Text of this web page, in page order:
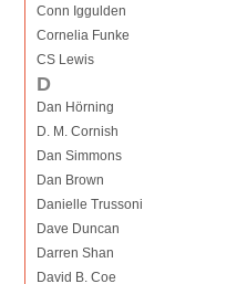
Conn Iggulden
Cornelia Funke
CS Lewis
D
Dan Hörning
D. M. Cornish
Dan Simmons
Dan Brown
Danielle Trussoni
Dave Duncan
Darren Shan
David B. Coe